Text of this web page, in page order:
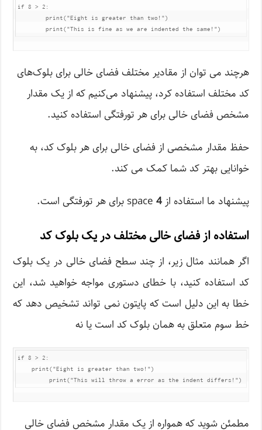
if 8 > 2:
        print("Eight is greater than two!")
        print("This is fine as we are indented the same!")
هرچند می توان از مقادیر مختلف فضای خالی برای بلوک‌های
کد مختلف استفاده کرد، پیشنهاد می‌کنیم که از یک مقدار
مشخص فضای خالی برای هر تورفتگی استفاده کنید.
حفظ مقدار مشخصی از فضای خالی برای هر بلوک کد، به
خوانایی بهتر کد شما کمک می کند.
پیشنهاد ما استفاده از4 space برای هر تورفتگی است.
استفاده از فضای خالی مختلف در یک بلوک کد
اگر همانند مثال زیر، از چند سطح فضای خالی در یک بلوک
کد استفاده کنید، با خطای دستوری مواجه خواهید شد، این
خطا به این دلیل است که پایتون نمی تواند تشخیص دهد که
خط سوم متعلق به همان بلوک کد است یا نه
if 8 > 2:
    print("Eight is greater than two!")
         print("This will throw a error as the indent differs!")
مطمئن شوید که همواره از یک مقدار مشخص فضای خالی